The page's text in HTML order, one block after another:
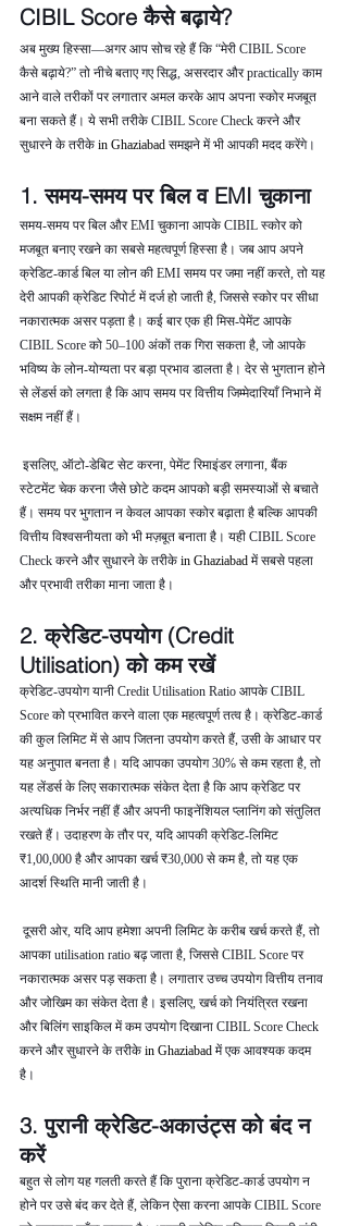
CIBIL Score कैसे बढ़ाये?
अब मुख्य हिस्सा—अगर आप सोच रहे हैं कि “मेरी CIBIL Score
कैसे बढ़ाये?” तो नीचे बताए गए सिद्ध, असरदार और practically काम
आने वाले तरीकों पर लगातार अमल करके आप अपना स्कोर मजबूत
बना सकते हैं। ये सभी तरीके CIBIL Score Check करने और
सुधारने के तरीके in Ghaziabad समझने में भी आपकी मदद करेंगे।
1. समय-समय पर बिल व EMI चुकाना
समय-समय पर बिल और EMI चुकाना आपके CIBIL स्कोर को
मजबूत बनाए रखने का सबसे महत्वपूर्ण हिस्सा है। जब आप अपने
क्रेडिट-कार्ड बिल या लोन की EMI समय पर जमा नहीं करते, तो यह
देरी आपकी क्रेडिट रिपोर्ट में दर्ज हो जाती है, जिससे स्कोर पर सीधा
नकारात्मक असर पड़ता है। कई बार एक ही मिस-पेमेंट आपके
CIBIL Score को 50–100 अंकों तक गिरा सकता है, जो आपके
भविष्य के लोन-योग्यता पर बड़ा प्रभाव डालता है। देर से भुगतान होने
से लेंडर्स को लगता है कि आप समय पर वित्तीय जिम्मेदारियाँ निभाने में
सक्षम नहीं हैं।
इसलिए, ऑटो-डेबिट सेट करना, पेमेंट रिमाइंडर लगाना, बैंक
स्टेटमेंट चेक करना जैसे छोटे कदम आपको बड़ी समस्याओं से बचाते
हैं। समय पर भुगतान न केवल आपका स्कोर बढ़ाता है बल्कि आपकी
वित्तीय विश्वसनीयता को भी मज़बूत बनाता है। यही CIBIL Score
Check करने और सुधारने के तरीके in Ghaziabad में सबसे पहला
और प्रभावी तरीका माना जाता है।
2. क्रेडिट-उपयोग (Credit
Utilisation) को कम रखें
क्रेडिट-उपयोग यानी Credit Utilisation Ratio आपके CIBIL
Score को प्रभावित करने वाला एक महत्वपूर्ण तत्व है। क्रेडिट-कार्ड
की कुल लिमिट में से आप जितना उपयोग करते हैं, उसी के आधार पर
यह अनुपात बनता है। यदि आपका उपयोग 30% से कम रहता है, तो
यह लेंडर्स के लिए सकारात्मक संकेत देता है कि आप क्रेडिट पर
अत्यधिक निर्भर नहीं हैं और अपनी फाइनेंशियल प्लानिंग को संतुलित
रखते हैं। उदाहरण के तौर पर, यदि आपकी क्रेडिट-लिमिट
₹1,00,000 है और आपका खर्च ₹30,000 से कम है, तो यह एक
आदर्श स्थिति मानी जाती है।
दूसरी ओर, यदि आप हमेशा अपनी लिमिट के करीब खर्च करते हैं, तो
आपका utilisation ratio बढ़ जाता है, जिससे CIBIL Score पर
नकारात्मक असर पड़ सकता है। लगातार उच्च उपयोग वित्तीय तनाव
और जोखिम का संकेत देता है। इसलिए, खर्च को नियंत्रित रखना
और बिलिंग साइकिल में कम उपयोग दिखाना CIBIL Score Check
करने और सुधारने के तरीके in Ghaziabad में एक आवश्यक कदम
है।
3. पुरानी क्रेडिट-अकाउंट्स को बंद न
करें
बहुत से लोग यह गलती करते हैं कि पुराना क्रेडिट-कार्ड उपयोग न
होने पर उसे बंद कर देते हैं, लेकिन ऐसा करना आपके CIBIL Score